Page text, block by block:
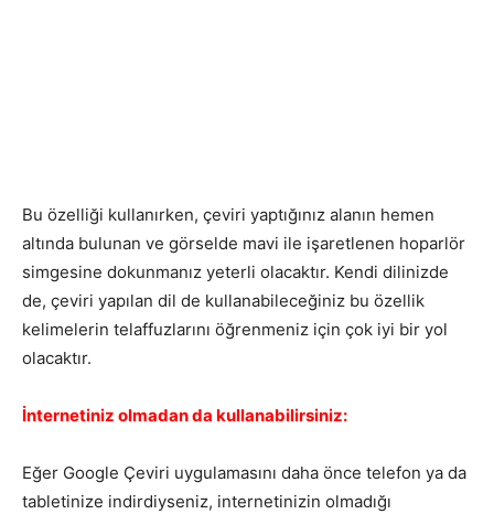
Bu özelliği kullanırken, çeviri yaptığınız alanın hemen
altında bulunan ve görselde mavi ile işaretlenen hoparlör
simgesine dokunmanız yeterli olacaktır. Kendi dilinizde
de, çeviri yapılan dil de kullanabileceğiniz bu özellik
kelimelerin telaffuzlarını öğrenmeniz için çok iyi bir yol
olacaktır.
İnternetiniz olmadan da kullanabilirsiniz:
Eğer Google Çeviri uygulamasını daha önce telefon ya da
tabletinize indirdiyseniz, internetinizin olmadığı